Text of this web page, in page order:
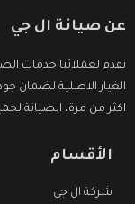
عن صيانة ال جي
نقدم لعملائنا خدمات
الغيار الاصلية لضمان
اكثر من مرة، الصيانة
الأقسام
شركة ال جي